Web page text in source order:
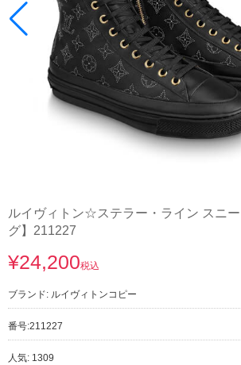
ルイヴィトン☆ステラー・ライン スニ
グ】211227
¥24,200税込
ブランド: ルイヴィトンコピー
番号:211227
人気: 1309